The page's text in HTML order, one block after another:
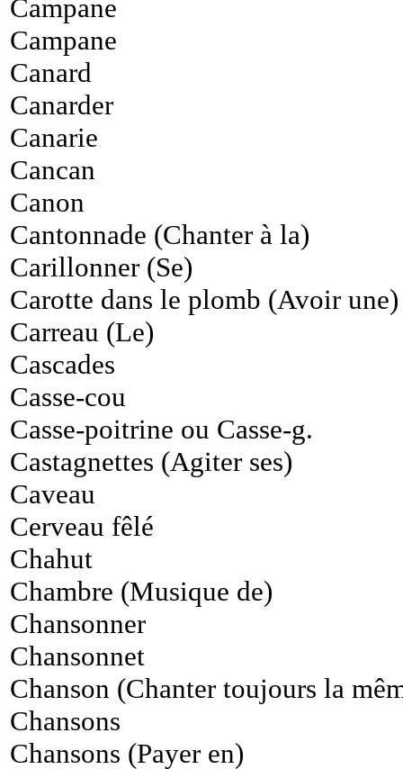
Campane
Campane
Canard
Canarder
Canarie
Cancan
Canon
Cantonnade (Chanter à la)
Carillonner (Se)
Carotte dans le plomb (Avoir une)
Carreau (Le)
Cascades
Casse-cou
Casse-poitrine ou Casse-g.
Castagnettes (Agiter ses)
Caveau
Cerveau fêlé
Chahut
Chambre (Musique de)
Chansonner
Chansonnet
Chanson (Chanter toujours la
Chansons
Chansons (Payer en)